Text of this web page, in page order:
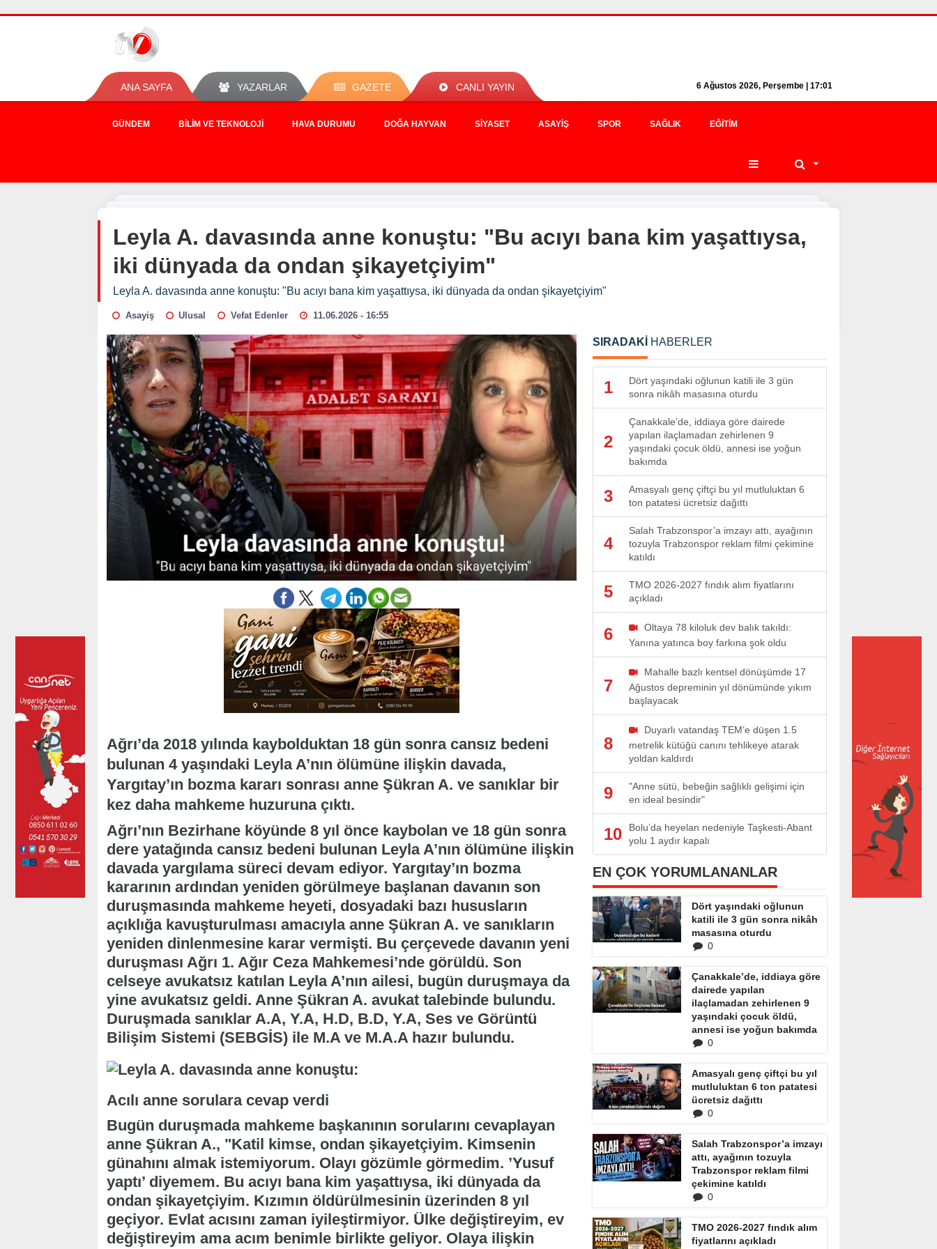
ANA SAYFA YAZARLAR GAZETE CANLI YAYIN 6 Ağustos 2026, Perşembe | 17:01
GÜNDEM BILIM VE TEKNOLOJI HAVA DURUMU DOĞA HAYVAN SIYASET ASAYIŞ SPOR SAĞLIK EĞITIM
Leyla A. davasında anne konuştu: "Bu acıyı bana kim yaşattıysa,
iki dünyada da ondan şikayetçiyim"
Leyla A. davasında anne konuştu: "Bu acıyı bana kim yaşattıysa, iki dünyada da ondan şikayetçiyim"
Asayiş Ulusal Vefat Edenler 11.06.2026 - 16:55
Ağrı’da 2018 yılında kaybolduktan 18 gün sonra cansız bedeni
bulunan 4 yaşındaki Leyla A’nın ölümüne ilişkin davada,
Yargıtay’ın bozma kararı sonrası anne Şükran A. ve sanıklar bir
kez daha mahkeme huzuruna çıktı.
Ağrı’nın Bezirhane köyünde 8 yıl önce kaybolan ve 18 gün sonra
dere yatağında cansız bedeni bulunan Leyla A’nın ölümüne ilişkin
davada yargılama süreci devam ediyor. Yargıtay’ın bozma
kararının ardından yeniden görülmeye başlanan davanın son
duruşmasında mahkeme heyeti, dosyadaki bazı hususların
açıklığa kavuşturulması amacıyla anne Şükran A. ve sanıkların
yeniden dinlenmesine karar vermişti. Bu çerçevede davanın yeni
duruşması Ağrı 1. Ağır Ceza Mahkemesi’nde görüldü. Son
celseye avukatsız katılan Leyla A’nın ailesi, bugün duruşmaya da
yine avukatsız geldi. Anne Şükran A. avukat talebinde bulundu.
Duruşmada sanıklar A.A, Y.A, H.D, B.D, Y.A, Ses ve Görüntü
Bilişim Sistemi (SEBGİS) ile M.A ve M.A.A hazır bulundu.
Acılı anne sorulara cevap verdi
Bugün duruşmada mahkeme başkanının sorularını cevaplayan
anne Şükran A., "Katil kimse, ondan şikayetçiyim. Kimsenin
günahını almak istemiyorum. Olayı gözümle görmedim. ’Yusuf
yaptı’ diyemem. Bu acıyı bana kim yaşattıysa, iki dünyada da
ondan şikayetçiyim. Kızımın öldürülmesinin üzerinden 8 yıl
geçiyor. Evlat acısını zaman iyileştirmiyor. Ülke değiştireyim, ev
değiştireyim ama acım benimle birlikte geliyor. Olaya ilişkin
SIRADAKİ HABERLER
1
Dört yaşındaki oğlunun katili ile 3 gün
sonra nikâh masasına oturdu
2
Çanakkale’de, iddiaya göre dairede
yapılan ilaçlamadan zehirlenen 9
yaşındaki çocuk öldü, annesi ise yoğun
bakımda
3
Amasyalı genç çiftçi bu yıl mutluluktan 6
ton patatesi ücretsiz dağıttı
4
Salah Trabzonspor’a imzayı attı, ayağının
tozuyla Trabzonspor reklam filmi çekimine
katıldı
5
TMO 2026-2027 fındık alım fiyatlarını
açıkladı
6
Oltaya 78 kiloluk dev balık takıldı:
Yanına yatınca boy farkına şok oldu
7
Mahalle bazlı kentsel dönüşümde 17
Ağustos depreminin yıl dönümünde yıkım
başlayacak
8
Duyarlı vatandaş TEM’e düşen 1.5
metrelik kütüğü canını tehlikeye atarak
yoldan kaldırdı
9
"Anne sütü, bebeğin sağlıklı gelişimi için
en ideal besindir"
10
Bolu’da heyelan nedeniyle Taşkesti-Abant
yolu 1 aydır kapalı
EN ÇOK YORUMLANANLAR
Dört yaşındaki oğlunun
katili ile 3 gün sonra nikâh
masasına oturdu
0
Çanakkale’de, iddiaya göre
dairede yapılan
ilaçlamadan zehirlenen 9
yaşındaki çocuk öldü,
annesi ise yoğun bakımda
0
Amasyalı genç çiftçi bu yıl
mutluluktan 6 ton patatesi
ücretsiz dağıttı
0
Salah Trabzonspor’a imzayı
attı, ayağının tozuyla
Trabzonspor reklam filmi
çekimine katıldı
0
TMO 2026-2027 fındık alım
fiyatlarını açıkladı